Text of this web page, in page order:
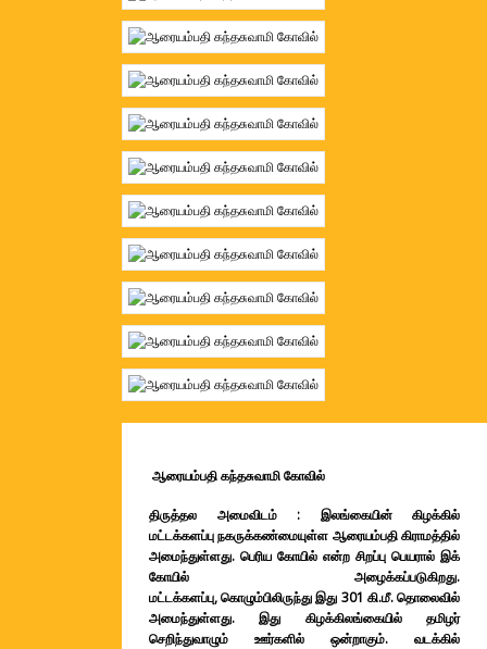
ஆரையம்பதி கந்தசுவாமி கோவில்
திருத்தல அமைவிடம் : இலங்கையின் கிழக்கில்
மட்டக்களப்பு நகருக்கண்மையுள்ள ஆரையம்பதி கிராமத்தில்
அமைந்துள்ளது. பெரிய கோயில் என்ற சிறப்பு பெயரால் இக்
கோயில் அழைக்கப்படுகிறது.
மட்டக்களப்பு,கொழும்பிலிருந்து இது 301 கி.மீ. தொலைவில்
அமைந்துள்ளது. இது கிழக்கிலங்கையில் தமிழர்
செறிந்துவாழும் ஊர்களில் ஒன்றாகும். வடக்கில்